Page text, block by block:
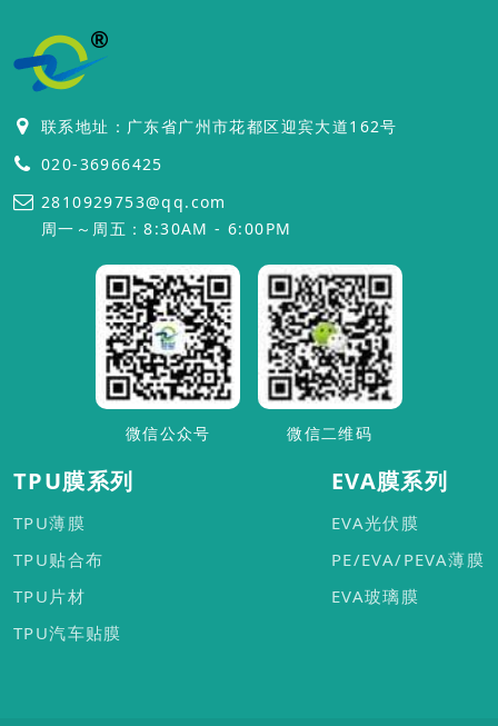
联系地址：广东省广州市花都区迎宾大道162号
020-36966425
2810929753@qq.com
周一～周五：8:30AM - 6:00PM
微信公众号 微信二维码
TPU膜系列
TPU薄膜
TPU贴合布
TPU片材
TPU汽车贴膜
EVA膜系列
EVA光伏膜
PE/EVA/PEVA薄膜
EVA玻璃膜